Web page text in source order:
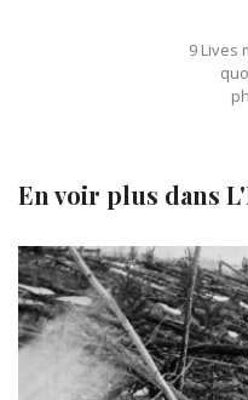
9 Lives
En voir plus dans